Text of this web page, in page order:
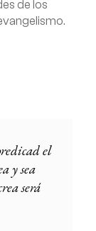
de los
el
y sea
será